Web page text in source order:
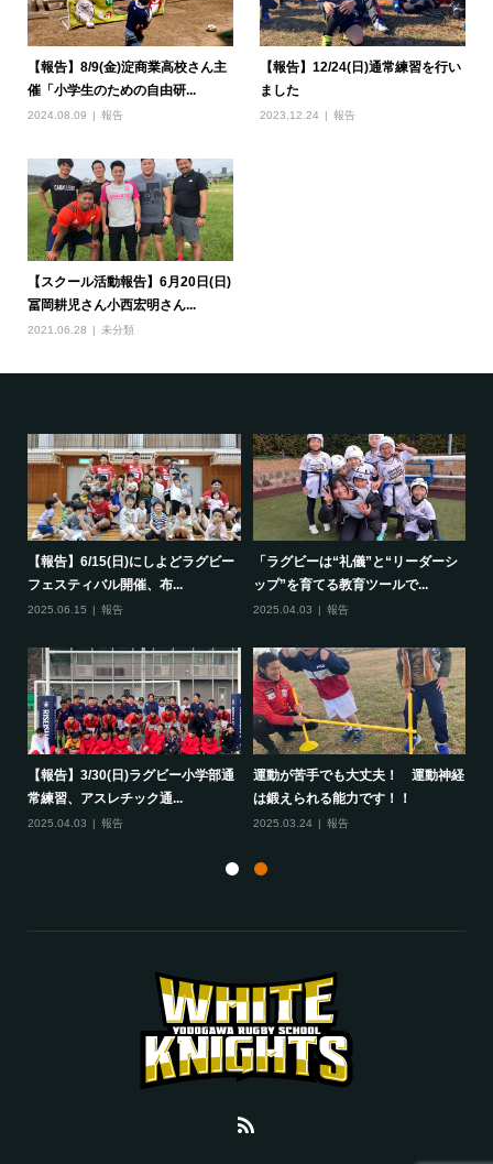
【報告】8/9(金)淀商業高校さん主
催「小学生のための自由研...
2024.08.09 報告
【報告】12/24(日)通常練習を行い
ました
2023.12.24 報告
【スクール活動報告】6月20日(日)
冨岡耕児さん小西宏明さん...
2021.06.28 未分類
【報告】6/15(日)にしよどラグビー
フェスティバル開催、布...
2025.06.15 報告
「ラグビーは“礼儀”と“リーダーシ
ップ”を育てる教育ツールで...
2025.04.03 報告
【報告】3/30(日)ラグビー小学部通
常練習、アスレチック通...
2025.04.03 報告
運動が苦手でも大丈夫！ 運動神経
は鍛えられる能力です！！
2025.03.24 報告